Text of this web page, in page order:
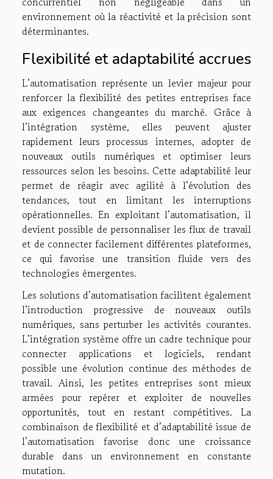
environnement où la réactivité et la précision sont
déterminantes.
Flexibilité et adaptabilité accrues
L’automatisation représente un levier majeur pour
renforcer la flexibilité des petites entreprises face
aux exigences changeantes du marché. Grâce à
l’intégration système, elles peuvent ajuster
rapidement leurs processus internes, adopter de
nouveaux outils numériques et optimiser leurs
ressources selon les besoins. Cette adaptabilité leur
permet de réagir avec agilité à l’évolution des
tendances, tout en limitant les interruptions
opérationnelles. En exploitant l’automatisation, il
devient possible de personnaliser les flux de travail
et de connecter facilement différentes plateformes,
ce qui favorise une transition fluide vers des
technologies émergentes.
Les solutions d’automatisation facilitent également
l’introduction progressive de nouveaux outils
numériques, sans perturber les activités courantes.
L’intégration système offre un cadre technique pour
connecter applications et logiciels, rendant
possible une évolution continue des méthodes de
travail. Ainsi, les petites entreprises sont mieux
armées pour repérer et exploiter de nouvelles
opportunités, tout en restant compétitives. La
combinaison de flexibilité et d’adaptabilité issue de
l’automatisation favorise donc une croissance
durable dans un environnement en constante
mutation.